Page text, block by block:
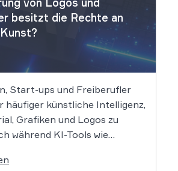
besitzt die Rechte an
Start-ups und Freiberufler
häufiger künstliche Intelligenz,
Grafiken und Logos zu
während KI-Tools wie
beeindruckende